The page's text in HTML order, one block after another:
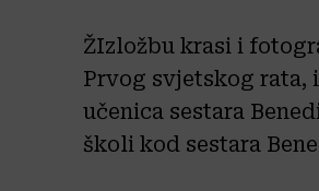
ŽIzložbu krasi i
Prvog svjetskog rata,
učenica sestara
školi kod sestara